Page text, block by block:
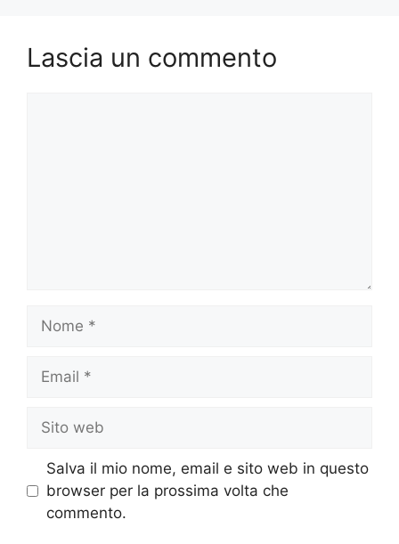
Lascia un commento
web
Salva il mio nome, email e sito web in questo
browser per la prossima volta che
commento.